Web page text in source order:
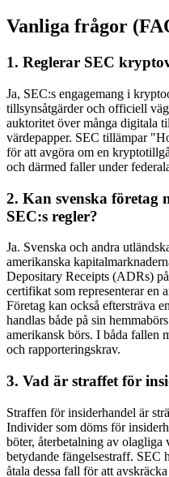
Vanliga frågor
1. Reglerar SEC
Ja, SEC:s engagemang i
tillsynsåtgärder och officiell
auktoritet över många digitala
värdepapper. SEC tillämpar
för att avgöra om en
och därmed faller under
2. Kan svenska företag
SEC:s regler?
Ja. Svenska och andra
amerikanska
Depositary Receipts (ADRs)
certifikat som representerar en
Företag kan också eftersträva
handlas både på sin
amerikansk börs. I båda fallen
och rapporteringskrav.
3. Vad är straffet för
Straffen för insiderhandel är
Individer som döms för
böter, återbetalning av olagliga
betydande fängelsestraff. SEC
åtala dessa fall för att